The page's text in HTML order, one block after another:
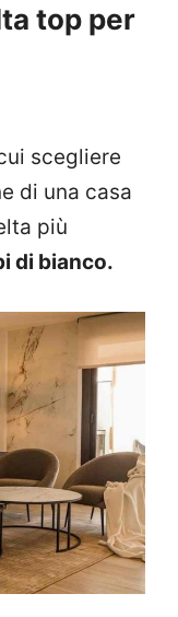
top per
scegliere
di una casa
più
di bianco.